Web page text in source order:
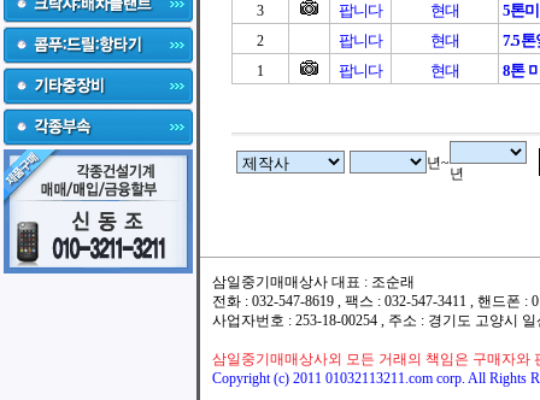
3 팝니다 현대 5톤
2 팝니다 현대 7.5톤
1 팝니다 현대 8톤
년~
년
삼일중기매매상사 대표 : 조순래
전화 : 032-547-8619 , 팩스 : 032-547-3411 , 핸드폰
사업자번호 : 253-18-00254 , 주소 : 경기도 고양시
삼일중기매매상사외 모든 거래의 책임은 구매자와
Copyright (c) 2011 01032113211.com corp. All Rights